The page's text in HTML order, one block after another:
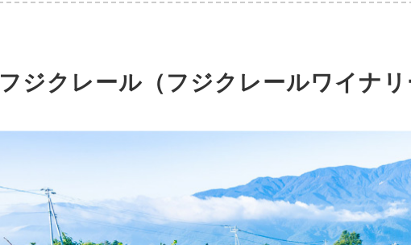
フジクレール（フジクレールワイナ